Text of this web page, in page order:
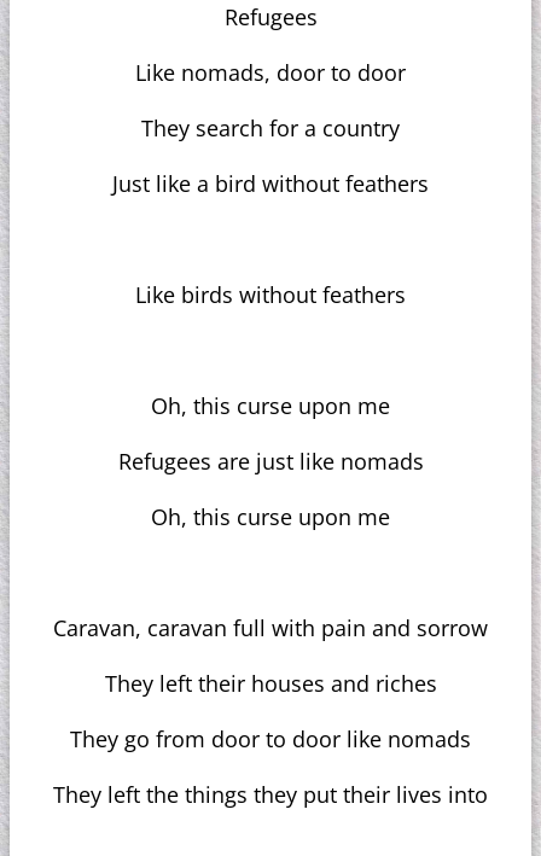
Refugees
Like nomads, door to door
They search for a country
Just like a bird without feathers
Like birds without feathers
Oh, this curse upon me
Refugees are just like nomads
Oh, this curse upon me
Caravan, caravan full with pain and sorrow
They left their houses and riches
They go from door to door like nomads
They left the things they put their lives into